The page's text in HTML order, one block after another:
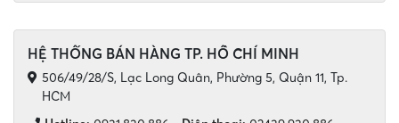
HỆ THỐNG BÁN HÀNG TP. HỒ CHÍ MINH
506/49/28/S, Lạc Long Quân, Phường 5, Quận 11, Tp.
HCM